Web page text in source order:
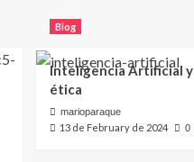
Blog
Inteligencia Artificial y
ética
marioparaque
13 de February de 2024 0